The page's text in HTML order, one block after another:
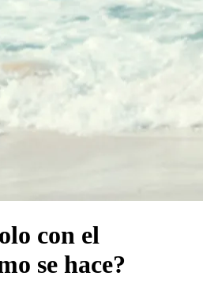
con el
se hace?